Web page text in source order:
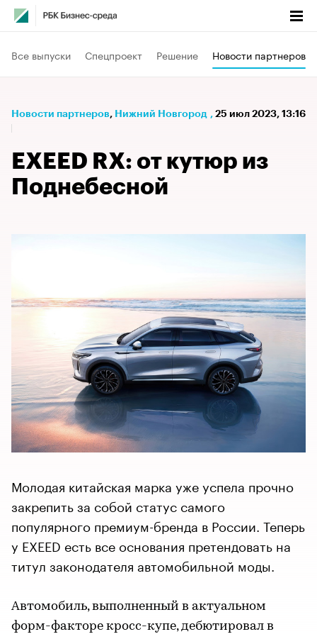
Все выпуски Спецпроект Решение Новости партнеров
Новости партнеров⁠, Нижний Новгород , 25 июл 2023, 13:16
EXEED RX: от кутюр из
Поднебесной
Молодая китайская марка уже успела прочно
закрепить за собой статус самого
популярного премиум-бренда в России. Теперь
у EXEED есть все основания претендовать на
титул законодателя автомобильной моды.
Автомобиль, выполненный в актуальном
форм-факторе кросс-купе, дебютировал в